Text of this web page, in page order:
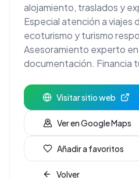
alojamiento, traslados y
Especial atención a viajes
ecoturismo y turismo
Asesoramiento experto
documentación. Financia
Visitar sitio web
Ver en Google Maps
Añadir a favoritos
Volver